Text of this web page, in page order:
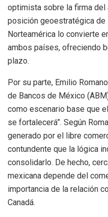
optimista sobre la firma del
posición geoestratégica
Norteamérica lo convierte
ambos países, ofreciendo
plazo.
Por su parte, Emilio
de Bancos de México
como escenario base que
se fortalecerá”. Según
generado por el libre
contundente que la lógica
consolidarlo. De hecho,
mexicana depende del
importancia de la relación
Canadá.